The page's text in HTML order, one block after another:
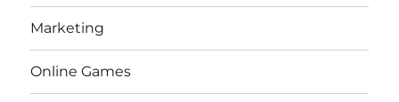
Marketing
Online Games